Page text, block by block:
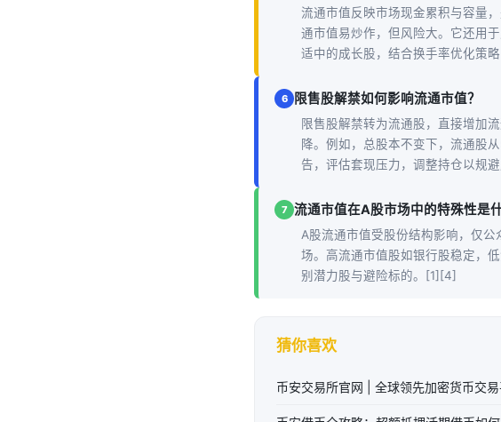
流通市值反映市场现金累积与容量
通市值易炒作，但风险大。它还用
适中的成长股，结合换手率优化策
6 限售股解禁如何影响流通市值？
限售股解禁转为流通股，直接增加
降。例如，总股本不变下，流通股
告，评估套现压力，调整持仓以规
7 流通市值在A股市场中的特殊性是
A股流通市值受股份结构影响，仅
场。高流通市值股如银行股稳定，
别潜力股与避险标的。[1][4]
猜你喜欢
币安交易所官网 | 全球领先加密货币交